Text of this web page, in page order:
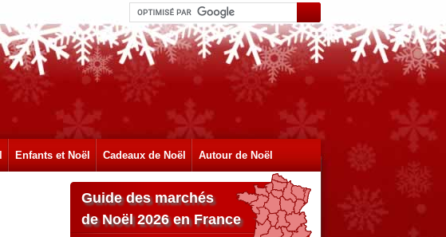
Enfants et Noël Cadeaux de Noël Autour de Noël
Guide des marchés
de Noël 2026 en France